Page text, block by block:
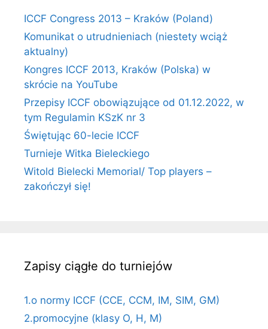
ICCF Congress 2013 – Kraków (Poland)
Komunikat o utrudnieniach (niestety wciąż
aktualny)
Kongres ICCF 2013, Kraków (Polska) w
skrócie na YouTube
Przepisy ICCF obowiązujące od 01.12.2022, w
tym Regulamin KSzK nr 3
Świętując 60-lecie ICCF
Turnieje Witka Bieleckiego
Witold Bielecki Memorial/ Top players –
zakończył się!
Zapisy ciągłe do turniejów
1.o normy ICCF (CCE, CCM, IM, SIM, GM)
2.promocyjne (klasy O, H, M)